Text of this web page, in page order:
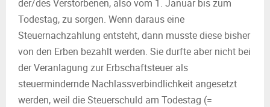
der/des Verstorbenen, also vom 1. Januar bis zum
Todestag, zu sorgen. Wenn daraus eine
Steuernachzahlung entsteht, dann musste diese bisher
von den Erben bezahlt werden. Sie durfte aber nicht bei
der Veranlagung zur Erbschaftsteuer als
steuermindernde Nachlassverbindlichkeit angesetzt
werden, weil die Steuerschuld am Todestag (=